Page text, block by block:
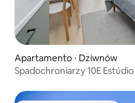
Apartamento ⋅ Dziwnów
Spadochroniarzy 10E